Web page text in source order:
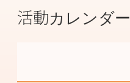
活動カレンダー